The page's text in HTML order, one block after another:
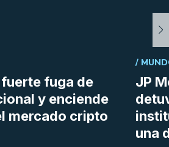
fuerte fuga de
y enciende
mercado cripto
JP
una
/